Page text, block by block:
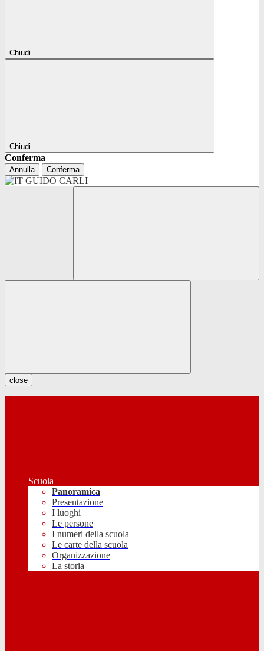
Chiudi
Chiudi
Conferma
Annulla Conferma
close
Scuola
Panoramica
Presentazione
I luoghi
Le persone
I numeri della scuola
Le carte della scuola
Organizzazione
La storia